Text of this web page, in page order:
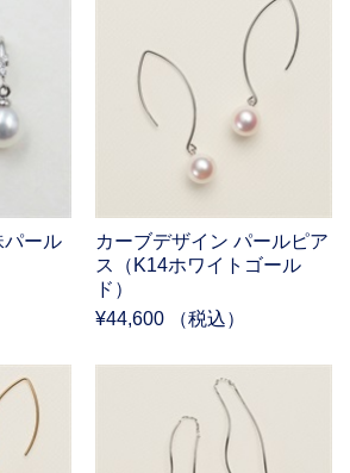
パール
カーブデザイン パールピア
ス（K14ホワイトゴール
ド）
¥44,600 （税込）